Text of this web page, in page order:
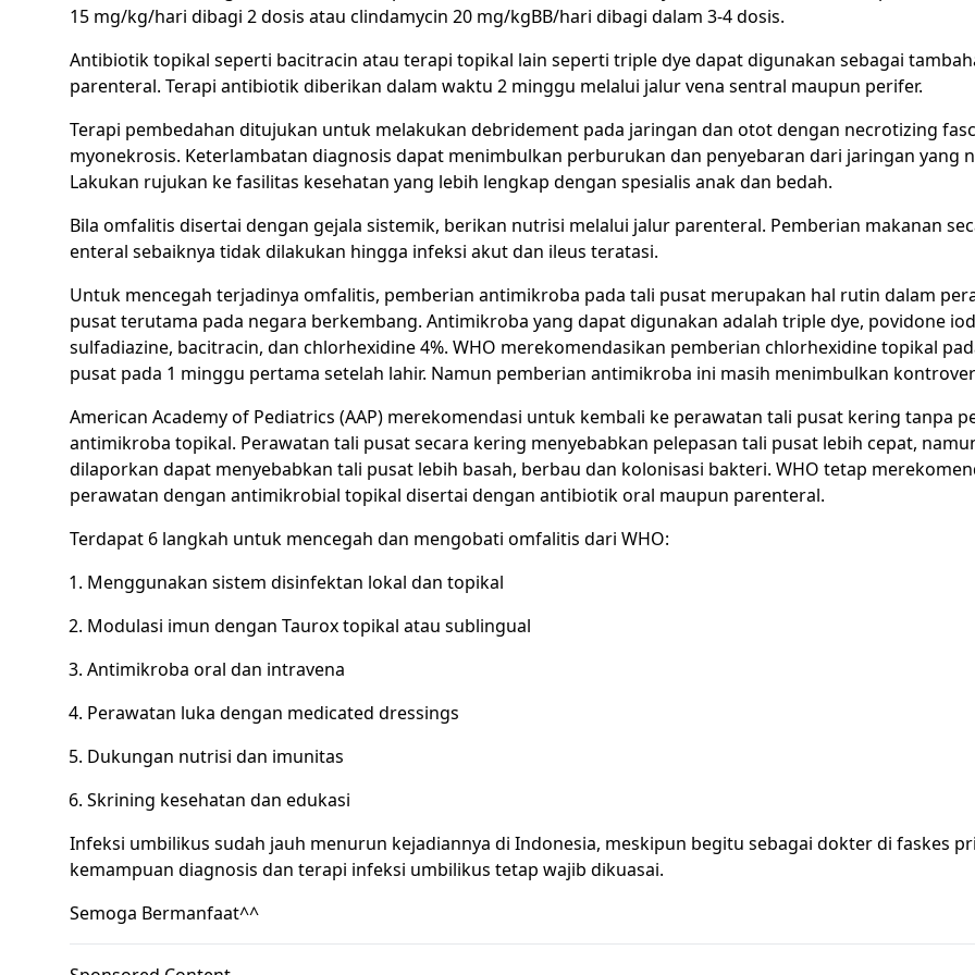
15 mg/kg/hari dibagi 2 dosis atau clindamycin 20 mg/kgBB/hari dibagi dalam 3-4 dosis.
Antibiotik topikal seperti bacitracin atau terapi topikal lain seperti triple dye dapat digunakan sebagai
parenteral. Terapi antibiotik diberikan dalam waktu 2 minggu melalui jalur vena sentral maupun perifer.
Terapi pembedahan ditujukan untuk melakukan debridement pada jaringan dan otot dengan necrotizing
myonekrosis. Keterlambatan diagnosis dapat menimbulkan perburukan dan penyebaran dari jaringan yang
Lakukan rujukan ke fasilitas kesehatan yang lebih lengkap dengan spesialis anak dan bedah.
Bila omfalitis disertai dengan gejala sistemik, berikan nutrisi melalui jalur parenteral. Pemberian makanan
enteral sebaiknya tidak dilakukan hingga infeksi akut dan ileus teratasi.
Untuk mencegah terjadinya omfalitis, pemberian antimikroba pada tali pusat merupakan hal rutin dalam
pusat terutama pada negara berkembang. Antimikroba yang dapat digunakan adalah triple dye, povidone
sulfadiazine, bacitracin, dan chlorhexidine 4%. WHO merekomendasikan pemberian chlorhexidine topikal
pusat pada 1 minggu pertama setelah lahir. Namun pemberian antimikroba ini masih menimbulkan
American Academy of Pediatrics (AAP) merekomendasi untuk kembali ke perawatan tali pusat kering tanpa
antimikroba topikal. Perawatan tali pusat secara kering menyebabkan pelepasan tali pusat lebih cepat,
dilaporkan dapat menyebabkan tali pusat lebih basah, berbau dan kolonisasi bakteri. WHO tetap
perawatan dengan antimikrobial topikal disertai dengan antibiotik oral maupun parenteral.
Terdapat 6 langkah untuk mencegah dan mengobati omfalitis dari WHO:
Menggunakan sistem disinfektan lokal dan topikal
Modulasi imun dengan Taurox topikal atau sublingual
Antimikroba oral dan intravena
Perawatan luka dengan medicated dressings
Dukungan nutrisi dan imunitas
Skrining kesehatan dan edukasi
Infeksi umbilikus sudah jauh menurun kejadiannya di Indonesia, meskipun begitu sebagai dokter di faskes
kemampuan diagnosis dan terapi infeksi umbilikus tetap wajib dikuasai.
Semoga Bermanfaat^^